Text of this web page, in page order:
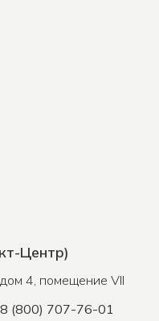
Центр)
4, помещение VII
(800) 707-76-01